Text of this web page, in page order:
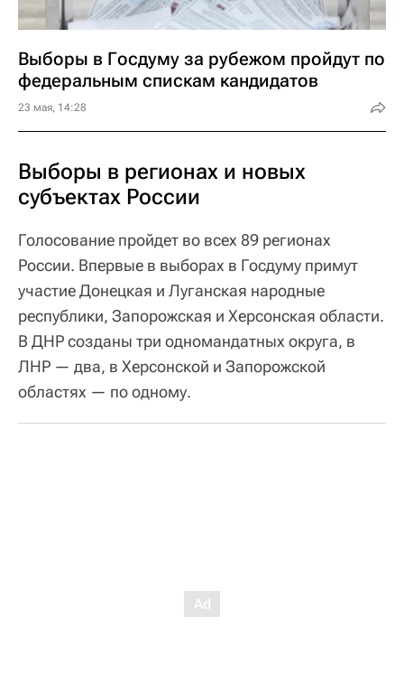
Выборы в Госдуму за рубежом пройдут по
федеральным спискам кандидатов
23 мая, 14:28
Выборы в регионах и новых
субъектах России
Голосование пройдет во всех 89 регионах
России. Впервые в выборах в Госдуму примут
участие Донецкая и Луганская народные
республики, Запорожская и Херсонская области.
В ДНР созданы три одномандатных округа, в
ЛНР — два, в Херсонской и Запорожской
областях — по одному.